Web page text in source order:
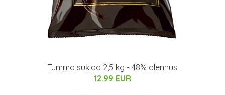
Tumma suklaa 2,5 kg - 48% alennus
12.99 EUR